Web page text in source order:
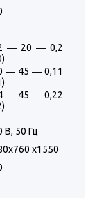
― 20 ― 0,2
― 45 ― 0,11
― 45 ― 0,22
В, 50 Гц
х1550